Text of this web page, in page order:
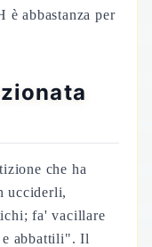
è abbastanza per
che ha
ucciderli,
fa' vacillare
e abbattili". Il